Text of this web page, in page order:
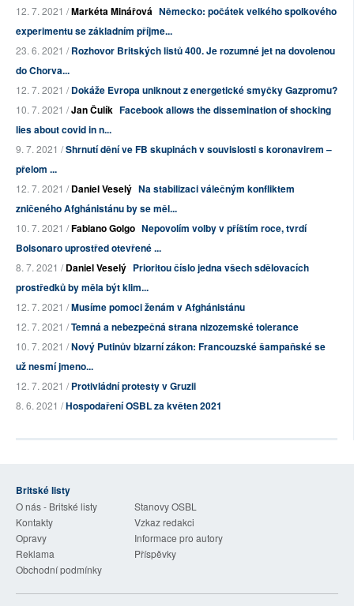
12. 7. 2021 /Markéta Minářová Německo: počátek velkého spolkového
experimentu se základním příjme...
23. 6. 2021 /Rozhovor Britských listů 400. Je rozumné jet na dovolenou
do Chorva...
12. 7. 2021 /Dokáže Evropa uniknout z energetické smyčky Gazpromu?
10. 7. 2021 /Jan Čulík Facebook allows the dissemination of shocking
lies about covid in n...
9. 7. 2021 /Shrnutí dění ve FB skupinách v souvislosti s koronavirem –
přelom ...
12. 7. 2021 /Daniel Veselý Na stabilizaci válečným konfliktem
zničeného Afghánistánu by se měl...
10. 7. 2021 /Fabiano Golgo Nepovolím volby v příštím roce, tvrdí
Bolsonaro uprostřed otevřené ...
8. 7. 2021 /Daniel Veselý Prioritou číslo jedna všech sdělovacích
prostředků by měla být klim...
12. 7. 2021 /Musíme pomoci ženám v Afghánistánu
12. 7. 2021 /Temná a nebezpečná strana nizozemské tolerance
10. 7. 2021 /Nový Putinův bizarní zákon: Francouzské šampaňské se
už nesmí jmeno...
12. 7. 2021 /Protivládní protesty v Gruzii
8. 6. 2021 /Hospodaření OSBL za květen 2021
Britské listy
O nás - Britské listy
Stanovy OSBL
Kontakty
Vzkaz redakci
Opravy
Informace pro autory
Reklama
Příspěvky
Obchodní podmínky